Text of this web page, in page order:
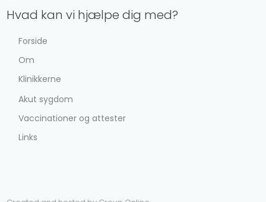
Hvad kan vi hjælpe dig med?
Forside
Om
Klinikkerne
Akut sygdom
Vaccinationer og attester
Links